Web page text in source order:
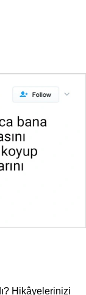
Hikâyelerinizi